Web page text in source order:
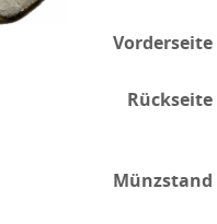
Vorderseite
Rückseite
Münzstand